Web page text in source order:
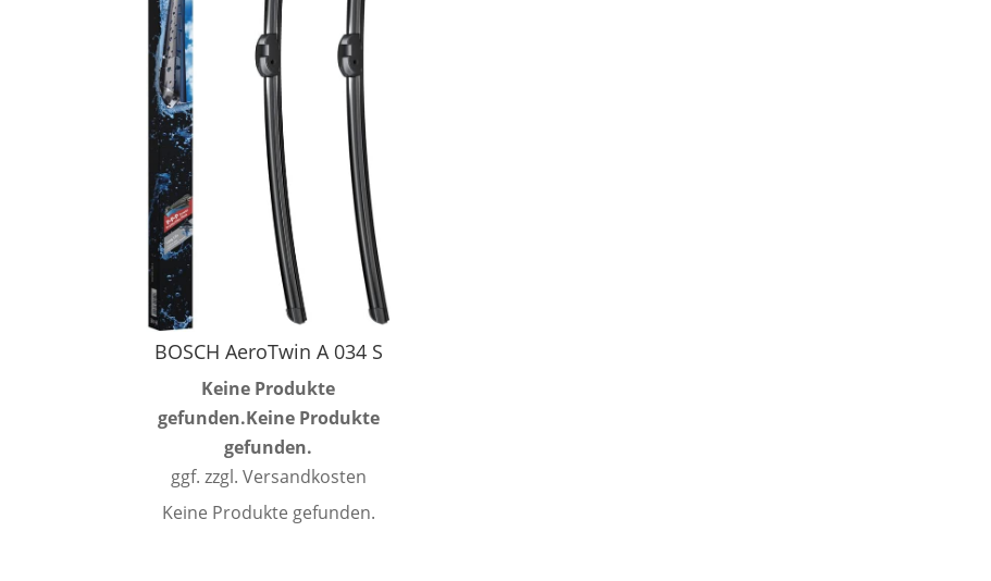
BOSCH AeroTwin A 034 S
Keine Produkte
gefunden.Keine Produkte
gefunden.
ggf. zzgl. Versandkosten
Keine Produkte gefunden.